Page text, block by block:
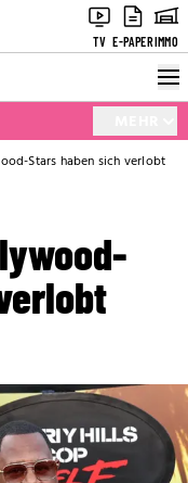
TV E-PAPERIMMO
Stars haben sich verlobt